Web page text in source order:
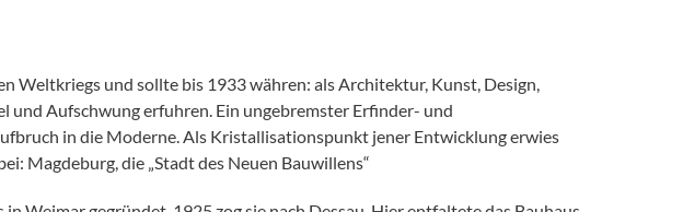
Weltkriegs und sollte bis 1933 währen: als Architektur, Kunst, Design,
und Aufschwung erfuhren. Ein ungebremster Erfinder- und
in die Moderne. Als Kristallisationspunkt jener Entwicklung erwies
Magdeburg, die „Stadt des Neuen Bauwillens“